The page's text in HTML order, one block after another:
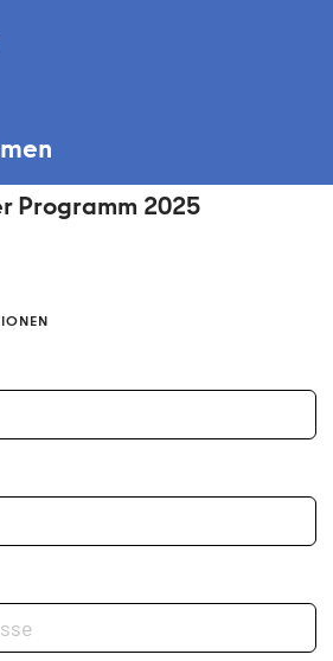
Programm 2025